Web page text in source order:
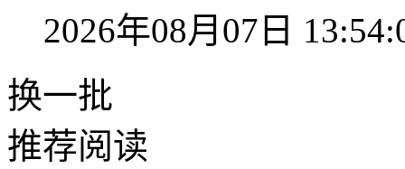
2026年08月07日
换一批
推荐阅读